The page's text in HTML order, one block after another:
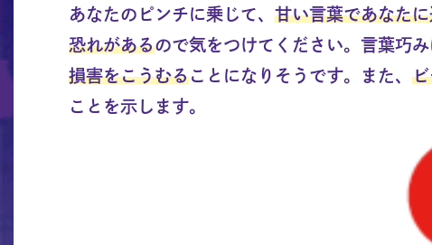
あなたのピンチに乗じて、 甘い言葉であなた
恐れがあるので気をつけてください。言葉巧
損害をこうむることになりそうです。また、
ことを示します。